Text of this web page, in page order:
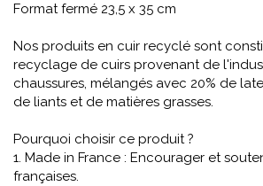
Format fermé 23,5 x 35 cm
Nos produits en cuir recyclé sont
recyclage de cuirs provenant de
chaussures, mélangés avec 20% de
de liants et de matières grasses.
Pourquoi choisir ce produit ?
1. Made in France : Encourager et
françaises.